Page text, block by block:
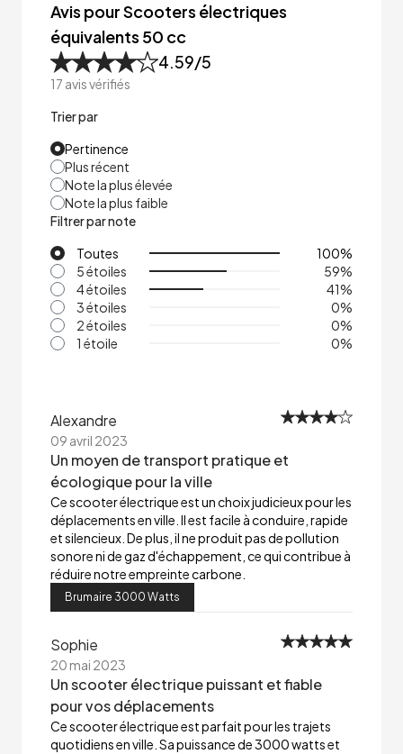
Avis pour Scooters électriques
équivalents 50 cc
4.59/5
17 avis vérifiés
Trier par
Pertinence
Plus récent
Note la plus élevée
Note la plus faible
Filtrer par note
Toutes
100%
5 étoiles
59%
4 étoiles
41%
3 étoiles
0%
2 étoiles
0%
1 étoile
0%
Alexandre
09 avril 2023
Un moyen de transport pratique et
écologique pour la ville
Ce scooter électrique est un choix judicieux pour les
déplacements en ville. Il est facile à conduire, rapide
et silencieux. De plus, il ne produit pas de pollution
sonore ni de gaz d'échappement, ce qui contribue à
réduire notre empreinte carbone.
Brumaire 3000 Watts
Sophie
20 mai 2023
Un scooter électrique puissant et fiable
pour vos déplacements
Ce scooter électrique est parfait pour les trajets
quotidiens en ville. Sa puissance de 3000 watts et